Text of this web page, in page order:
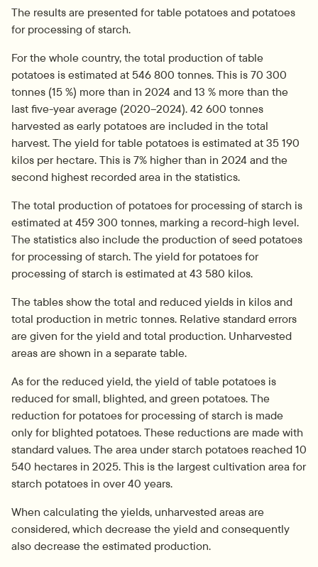
The results are presented for table potatoes and potatoes
for processing of starch.
For the whole country, the total production of table
potatoes is estimated at 546 800 tonnes. This is 70 300
tonnes (15 %) more than in 2024 and 13 % more than the
last five-year average (2020–2024). 42 600 tonnes
harvested as early potatoes are included in the total
harvest. The yield for table potatoes is estimated at 35 190
kilos per hectare. This is 7% higher than in 2024 and the
second highest recorded area in the statistics.
The total production of potatoes for processing of starch is
estimated at 459 300 tonnes, marking a record-high level.
The statistics also include the production of seed potatoes
for processing of starch. The yield for potatoes for
processing of starch is estimated at 43 580 kilos.
The tables show the total and reduced yields in kilos and
total production in metric tonnes. Relative standard errors
are given for the yield and total production. Unharvested
areas are shown in a separate table.
As for the reduced yield, the yield of table potatoes is
reduced for small, blighted, and green potatoes. The
reduction for potatoes for processing of starch is made
only for blighted potatoes. These reductions are made with
standard values. The area under starch potatoes reached 10
540 hectares in 2025. This is the largest cultivation area for
starch potatoes in over 40 years.
When calculating the yields, unharvested areas are
considered, which decrease the yield and consequently
also decrease the estimated production.